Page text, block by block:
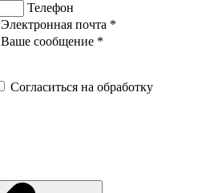
Телефон
Электронная почта *
Ваше сообщение *
Согласиться на обработку